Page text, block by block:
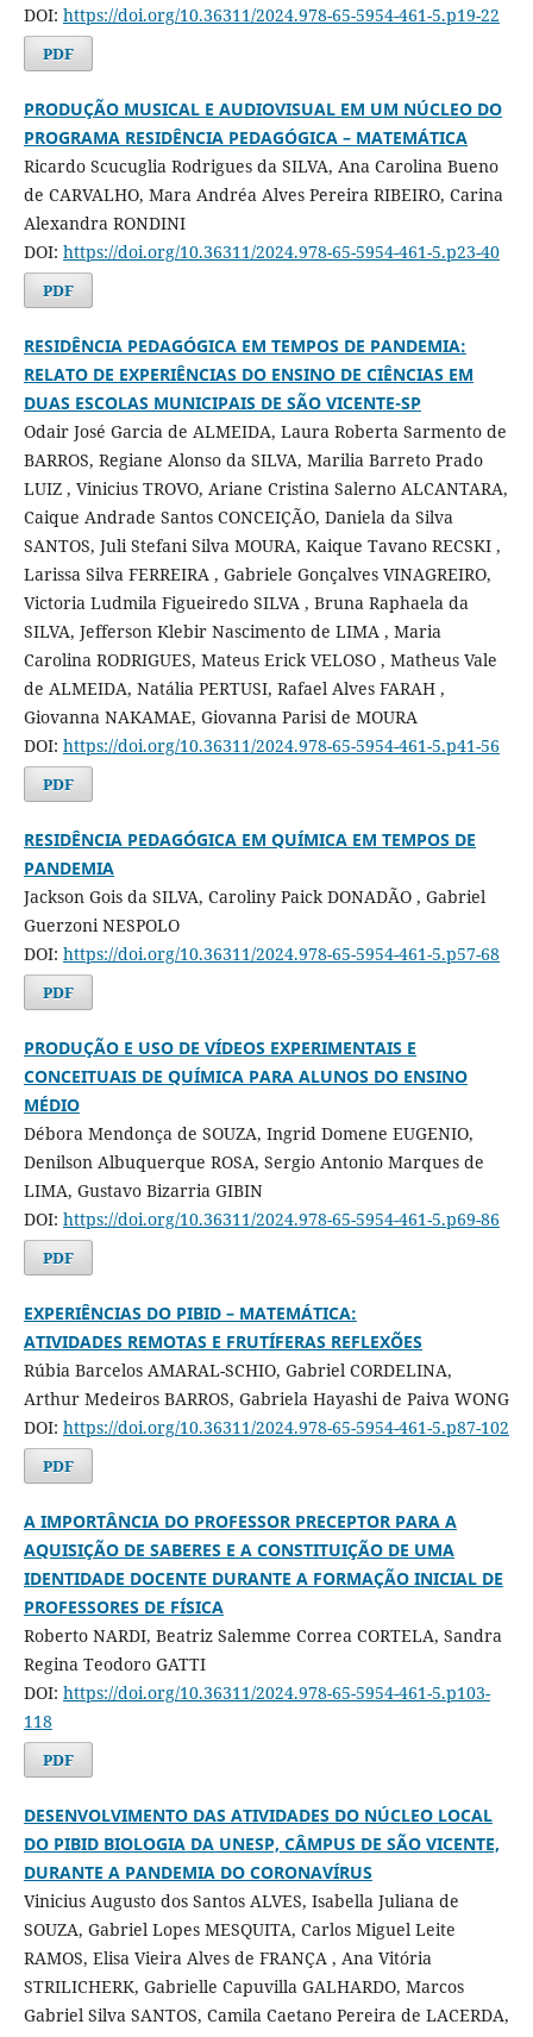
DOI: https://doi.org/10.36311/2024.978-65-5954-461-5.p19-22
PDF
PRODUÇÃO MUSICAL E AUDIOVISUAL EM UM NÚCLEO DO
PROGRAMA RESIDÊNCIA PEDAGÓGICA – MATEMÁTICA
Ricardo Scucuglia Rodrigues da SILVA, Ana Carolina Bueno
de CARVALHO, Mara Andréa Alves Pereira RIBEIRO, Carina
Alexandra RONDINI
DOI: https://doi.org/10.36311/2024.978-65-5954-461-5.p23-40
PDF
RESIDÊNCIA PEDAGÓGICA EM TEMPOS DE PANDEMIA:
RELATO DE EXPERIÊNCIAS DO ENSINO DE CIÊNCIAS EM
DUAS ESCOLAS MUNICIPAIS DE SÃO VICENTE-SP
Odair José Garcia de ALMEIDA, Laura Roberta Sarmento de
BARROS, Regiane Alonso da SILVA, Marilia Barreto Prado
LUIZ , Vinicius TROVO, Ariane Cristina Salerno ALCANTARA,
Caique Andrade Santos CONCEIÇÃO, Daniela da Silva
SANTOS, Juli Stefani Silva MOURA, Kaique Tavano RECSKI ,
Larissa Silva FERREIRA , Gabriele Gonçalves VINAGREIRO,
Victoria Ludmila Figueiredo SILVA , Bruna Raphaela da
SILVA, Jefferson Klebir Nascimento de LIMA , Maria
Carolina RODRIGUES, Mateus Erick VELOSO , Matheus Vale
de ALMEIDA, Natália PERTUSI, Rafael Alves FARAH ,
Giovanna NAKAMAE, Giovanna Parisi de MOURA
DOI: https://doi.org/10.36311/2024.978-65-5954-461-5.p41-56
PDF
RESIDÊNCIA PEDAGÓGICA EM QUÍMICA EM TEMPOS DE
PANDEMIA
Jackson Gois da SILVA, Caroliny Paick DONADÃO , Gabriel
Guerzoni NESPOLO
DOI: https://doi.org/10.36311/2024.978-65-5954-461-5.p57-68
PDF
PRODUÇÃO E USO DE VÍDEOS EXPERIMENTAIS E
CONCEITUAIS DE QUÍMICA PARA ALUNOS DO ENSINO
MÉDIO
Débora Mendonça de SOUZA, Ingrid Domene EUGENIO,
Denilson Albuquerque ROSA, Sergio Antonio Marques de
LIMA, Gustavo Bizarria GIBIN
DOI: https://doi.org/10.36311/2024.978-65-5954-461-5.p69-86
PDF
EXPERIÊNCIAS DO PIBID – MATEMÁTICA:
ATIVIDADES REMOTAS E FRUTÍFERAS REFLEXÕES
Rúbia Barcelos AMARAL-SCHIO, Gabriel CORDELINA,
Arthur Medeiros BARROS, Gabriela Hayashi de Paiva WONG
DOI: https://doi.org/10.36311/2024.978-65-5954-461-5.p87-102
PDF
A IMPORTÂNCIA DO PROFESSOR PRECEPTOR PARA A
AQUISIÇÃO DE SABERES E A CONSTITUIÇÃO DE UMA
IDENTIDADE DOCENTE DURANTE A FORMAÇÃO INICIAL DE
PROFESSORES DE FÍSICA
Roberto NARDI, Beatriz Salemme Correa CORTELA, Sandra
Regina Teodoro GATTI
DOI: https://doi.org/10.36311/2024.978-65-5954-461-5.p103-
118
PDF
DESENVOLVIMENTO DAS ATIVIDADES DO NÚCLEO LOCAL
DO PIBID BIOLOGIA DA UNESP, CÂMPUS DE SÃO VICENTE,
DURANTE A PANDEMIA DO CORONAVÍRUS
Vinicius Augusto dos Santos ALVES, Isabella Juliana de
SOUZA, Gabriel Lopes MESQUITA, Carlos Miguel Leite
RAMOS, Elisa Vieira Alves de FRANÇA , Ana Vitória
STRILICHERK, Gabrielle Capuvilla GALHARDO, Marcos
Gabriel Silva SANTOS, Camila Caetano Pereira de LACERDA,